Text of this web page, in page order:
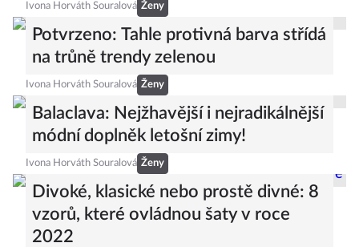
Ivona Horváth Souralová Ženy
Potvrzeno: Tahle protivná barva střídá
na trůně trendy zelenou
Ivona Horváth Souralová Ženy
Balaclava: Nejžhavější i nejradikálnější
módní doplněk letošní zimy!
Ivona Horváth Souralová Ženy
Divoké, klasické nebo prostě divné: 8
vzorů, které ovládnou šaty v roce
2022